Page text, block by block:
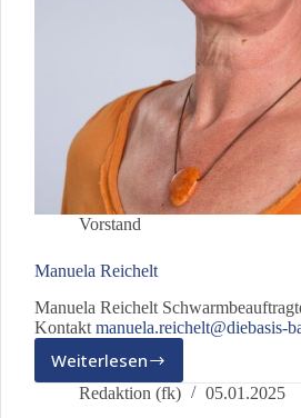
Vorstand
Manuela Reichelt
Manuela Reichelt
Kontakt manuela.reichelt@diebasis-
Weiterlesen
Manuela
Reichelt
Redaktion (fk) 05.01.2025